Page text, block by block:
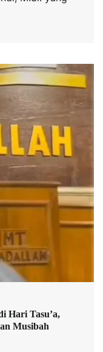
Hari Tasu’a,
Musibah